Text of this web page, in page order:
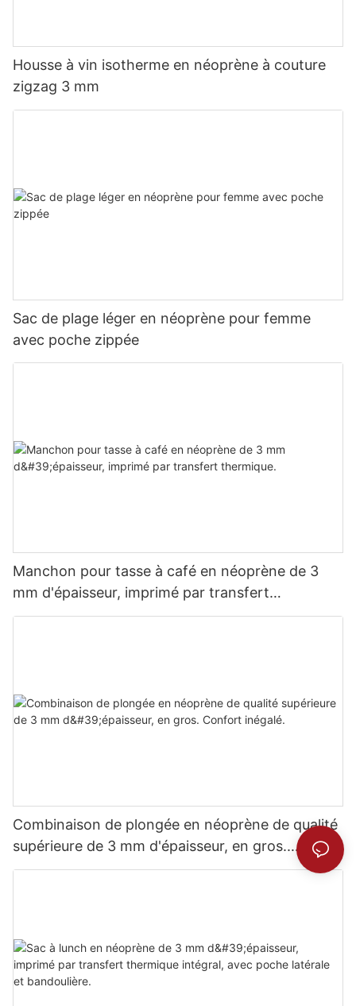
Housse à vin isotherme en néoprène à couture
zigzag 3 mm
Sac de plage léger en néoprène pour femme
avec poche zippée
Manchon pour tasse à café en néoprène de 3
mm d'épaisseur, imprimé par transfert
thermique.
Combinaison de plongée en néoprène de qualité
supérieure de 3 mm d'épaisseur, en gros.
Confort inégalé.